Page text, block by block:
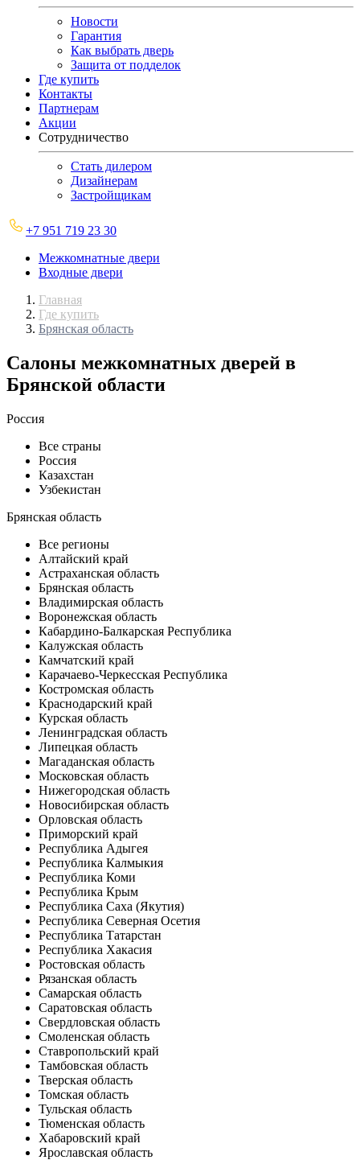
Новости
Гарантия
Как выбрать дверь
Защита от подделок
Где купить
Контакты
Партнерам
Акции
Сотрудничество
Стать дилером
Дизайнерам
Застройщикам
+7 951 719 23 30
Межкомнатные двери
Входные двери
Главная
Где купить
Брянская область
Салоны межкомнатных дверей в
Брянской области
Россия
Все страны
Россия
Казахстан
Узбекистан
Брянская область
Все регионы
Алтайский край
Астраханская область
Брянская область
Владимирская область
Воронежская область
Кабардино-Балкарская Республика
Калужская область
Камчатский край
Карачаево-Черкесская Республика
Костромская область
Краснодарский край
Курская область
Ленинградская область
Липецкая область
Магаданская область
Московская область
Нижегородская область
Новосибирская область
Орловская область
Приморский край
Республика Адыгея
Республика Калмыкия
Республика Коми
Республика Крым
Республика Саха (Якутия)
Республика Северная Осетия
Республика Татарстан
Республика Хакасия
Ростовская область
Рязанская область
Самарская область
Саратовская область
Свердловская область
Смоленская область
Ставропольский край
Тамбовская область
Тверская область
Томская область
Тульская область
Тюменская область
Хабаровский край
Ярославская область